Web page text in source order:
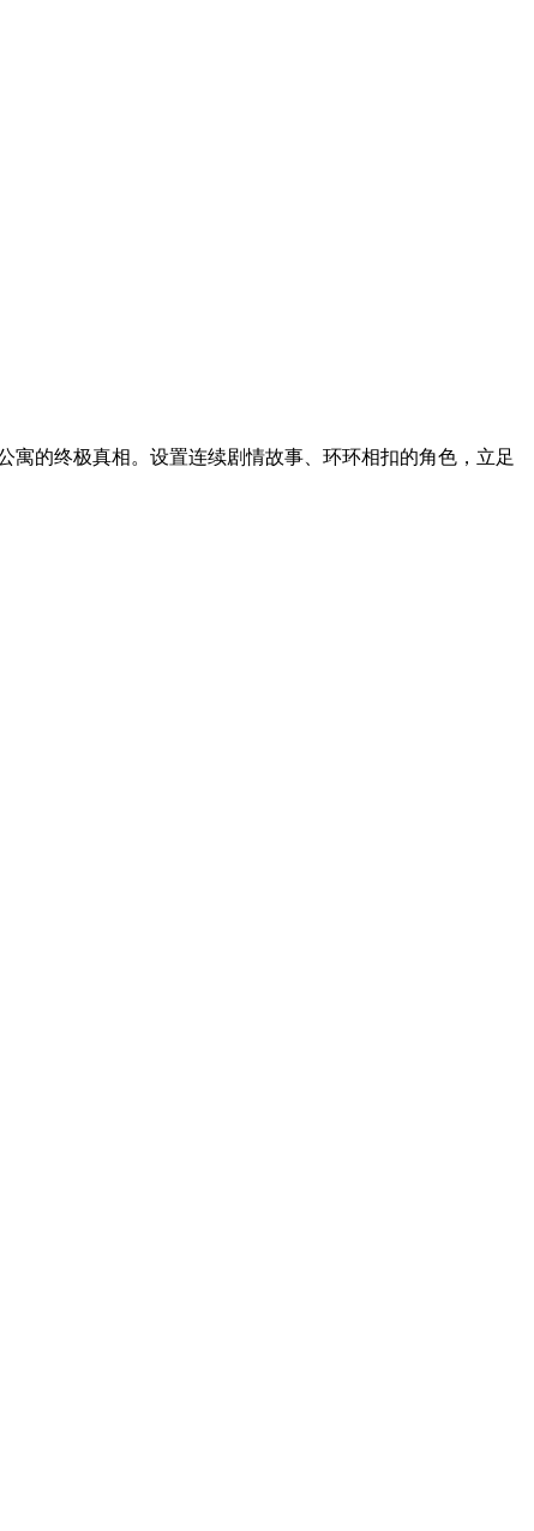
寓的终极真相。设置连续剧情故事、环环相扣的角色，立足